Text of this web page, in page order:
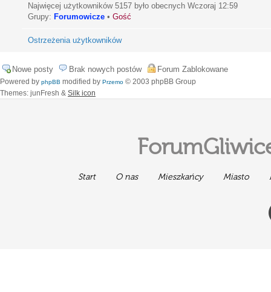
Najwięcej użytkowników 5157 było obecnych Wczoraj 12:59
Grupy: Forumowicze • Gość
Ostrzeżenia użytkowników
Nowe posty Brak nowych postów Forum Zablokowane
Powered by phpBB modified by Przemo © 2003 phpBB Group
Themes: junFresh & Silk icon
Start O nas Mieszkańcy Miasto